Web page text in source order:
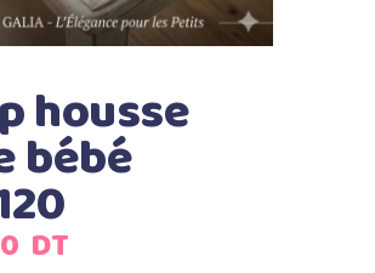
housse
bébé
DT